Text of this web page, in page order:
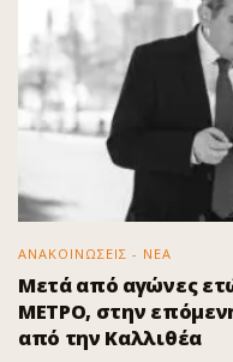
ΑΝΑΚΟΙΝΩΣΕΙΣ - ΝΕΑ
Μετά από αγώνες
ΜΕΤΡΟ, στην
από την Καλλιθέα